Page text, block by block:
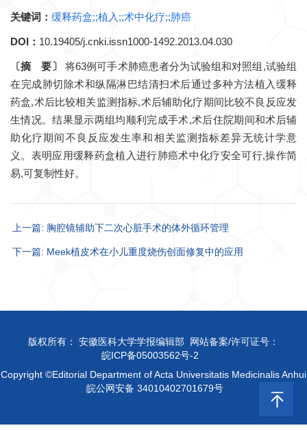
关键词： 缓释药盒;;植入;;术中化疗;;肺癌
DOI： 10.19405/j.cnki.issn1000-1492.2013.04.030
〔摘 要〕
将63例可手术肺癌患者分为试验组和对照组,试验组
在完成肺切除术和纵隔淋巴结清扫术后通过多种方法植入缓释
药盒,术后比较相关监测指标,术后辅助化疗期间比较不良反应发
生情况。结果显示两组均顺利完成手术,术后住院期间和术后辅
助化疗期间不良反应发生率和相关监测指标差异无统计学意
义。表明应用缓释药盒植入进行肺癌术中化疗安全可行,操作简
易,可复制性好。
上一篇: 胸腔镜辅助下二次心脏手术的体外循环管理
下一篇: Meek植皮术在小儿重度烧伤创面修复中的应用
版权所有： 安徽医科大学学报编辑部 网站备案/许可证号：
皖ICP备05003562号-2
Copyright ©Editorial Department of Acta Universitatis Medicinalis Anhui
皖公网安备 34010402701679号